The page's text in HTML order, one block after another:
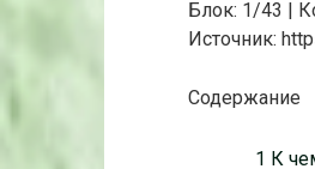
Блок: 1/43 |
Источник:
Содержание
1 К